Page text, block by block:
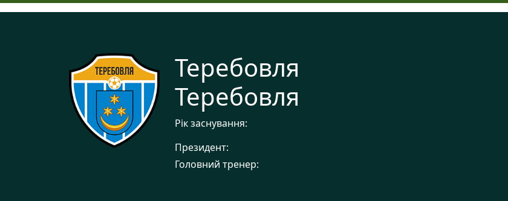
Теребовля
Теребовля
Рік заснування:
Президент:
Головний тренер: